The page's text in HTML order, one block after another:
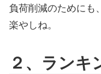
負荷削減のためにも
楽やしね。
２、ランキ